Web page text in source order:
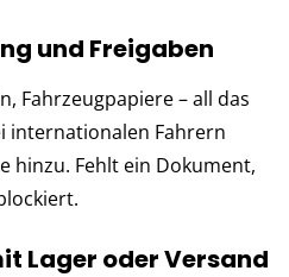
und Freigaben
Fahrzeugpapiere – all das
internationalen Fahrern
hinzu. Fehlt ein Dokument,
Lager oder Versand